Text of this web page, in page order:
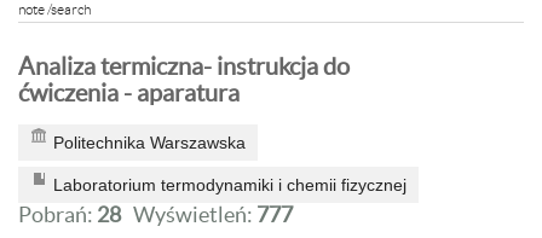
note /search
Analiza termiczna- instrukcja do
ćwiczenia - aparatura
Politechnika Warszawska
Laboratorium termodynamiki i chemii fizycznej
Pobrań: 28 Wyświetleń: 777